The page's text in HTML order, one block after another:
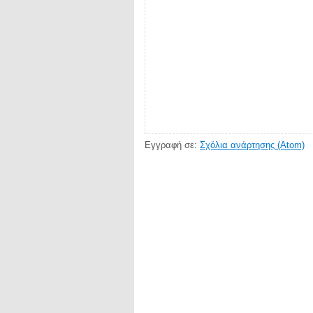
Εγγραφή σε: Σχόλια ανάρτησης (Atom)